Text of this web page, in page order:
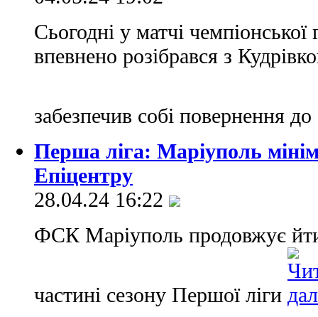
Сьогодні у матчі
впевнено розібрався з
забезпечив собі повернення
Перша ліга: Маріуполь
Епіцентру
28.04.24 16:22
ФСК Маріуполь продовжує
частині сезону Першої ліги